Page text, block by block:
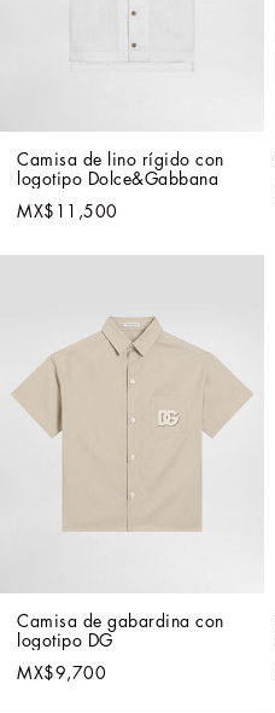
Camisa de lino rígido con
logotipo Dolce&Gabbana
MX$11,500
Camisa de gabardina con
logotipo DG
MX$9,700